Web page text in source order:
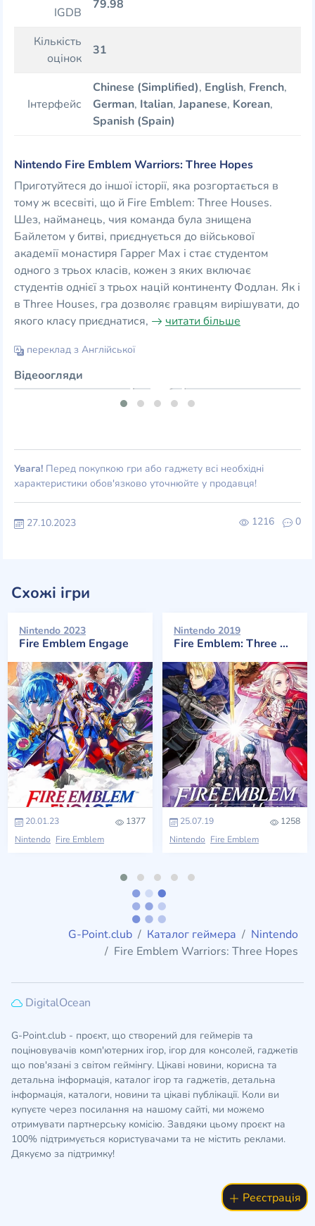
IGDB
79.98
Кількість
оцінок
31
Інтерфейс
Chinese (Simplified), English, French,
German, Italian, Japanese, Korean,
Spanish (Spain)
Nintendo Fire Emblem Warriors: Three Hopes
Приготуйтеся до іншої історії, яка розгортається в
тому ж всесвіті, що й Fire Emblem: Three Houses.
Шез, найманець, чия команда була знищена
Байлетом у битві, приєднується до військової
академії монастиря Гаррег Мах і стає студентом
одного з трьох класів, кожен з яких включає
студентів однієї з трьох націй континенту Фодлан. Як і
в Three Houses, гра дозволяє гравцям вирішувати, до
якого класу приєднатися,
читати більше
переклад з Англійської
Відеоогляди
Увага! Перед покупкою гри або гаджету всі необхідні
характеристики обов'язково уточнюйте у продавця!
1216 0
27.10.2023
Схожі ігри
Nintendo 2023
Fire Emblem Engage
20.01.23
1377
Nintendo Fire Emblem
Nintendo 2019
Fire Emblem: Three Houses
25.07.19
1258
Nintendo Fire Emblem
G-Point.club Каталог геймера
Nintendo
Fire Emblem Warriors: Three Hopes
DigitalOcean
G-Point.club - проєкт, що створений для геймерів та
поціновувачів комп'ютерних ігор, ігор для консолей, гаджетів
що пов'язані з світом геймінгу. Цікаві новини, корисна та
детальна інформація, каталог ігор та гаджетів, детальна
інформація, каталоги, новини та цікаві публікації. Коли ви
купуєте через посилання на нашому сайті, ми можемо
отримувати партнерську комісію. Завдяки цьому проєкт на
100% підтримується користувачами та не містить реклами.
Дякуємо за підтримку!
Реєстрація